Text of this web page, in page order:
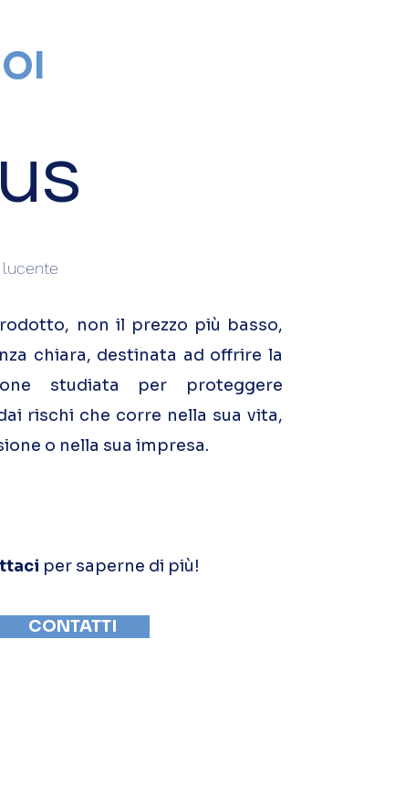
lucente
non il prezzo più basso,
chiara, destinata ad offrire la
studiata per proteggere
rischi che corre nella sua vita,
o nella sua impresa.
per saperne di più!
CONTATTI